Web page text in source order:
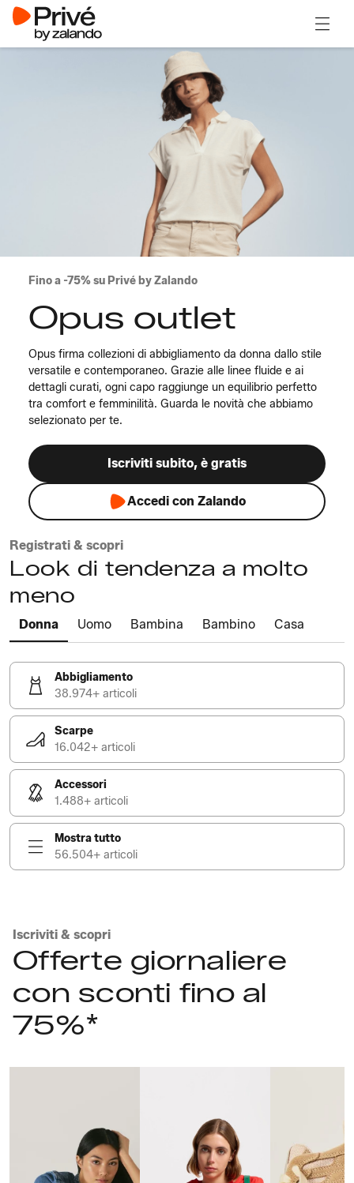
Fino a -75% su Privé by Zalando
Opus outlet
Opus firma collezioni di abbigliamento da donna dallo stile
versatile e contemporaneo. Grazie alle linee fluide e ai
dettagli curati, ogni capo raggiunge un equilibrio perfetto
tra comfort e femminilità. Guarda le novità che abbiamo
selezionato per te.
Iscriviti subito, è gratis
Accedi con Zalando
Registrati & scopri
Look di tendenza a molto
meno
Donna Uomo Bambina Bambino Casa
Abbigliamento
38.974+ articoli
Scarpe
16.042+ articoli
Accessori
1.488+ articoli
Mostra tutto
56.504+ articoli
Iscriviti & scopri
Offerte giornaliere
con sconti fino al
75%*